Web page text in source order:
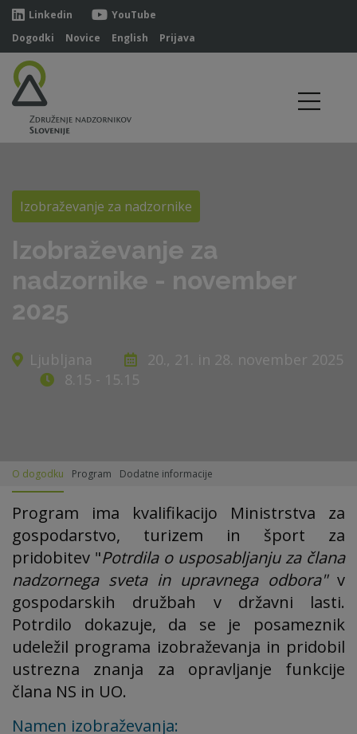
Linkedin
YouTube
Dogodki
Novice English Prijava
Izobraževanje za nadzornike
Izobraževanje za
nadzornike - november
2025
Ljubljana
20., 21. in 28. november 2025
8.15 - 15.15
O dogodku Program Dodatne informacije
Program ima kvalifikacijo Ministrstva za
gospodarstvo, turizem in šport za
pridobitev "Potrdila o usposabljanju za člana
nadzornega sveta in upravnega odbora" v
gospodarskih družbah v državni lasti.
Potrdilo dokazuje, da se je posameznik
udeležil programa izobraževanja in pridobil
ustrezna znanja za opravljanje funkcije
člana NS in UO.
Namen izobraževanja: